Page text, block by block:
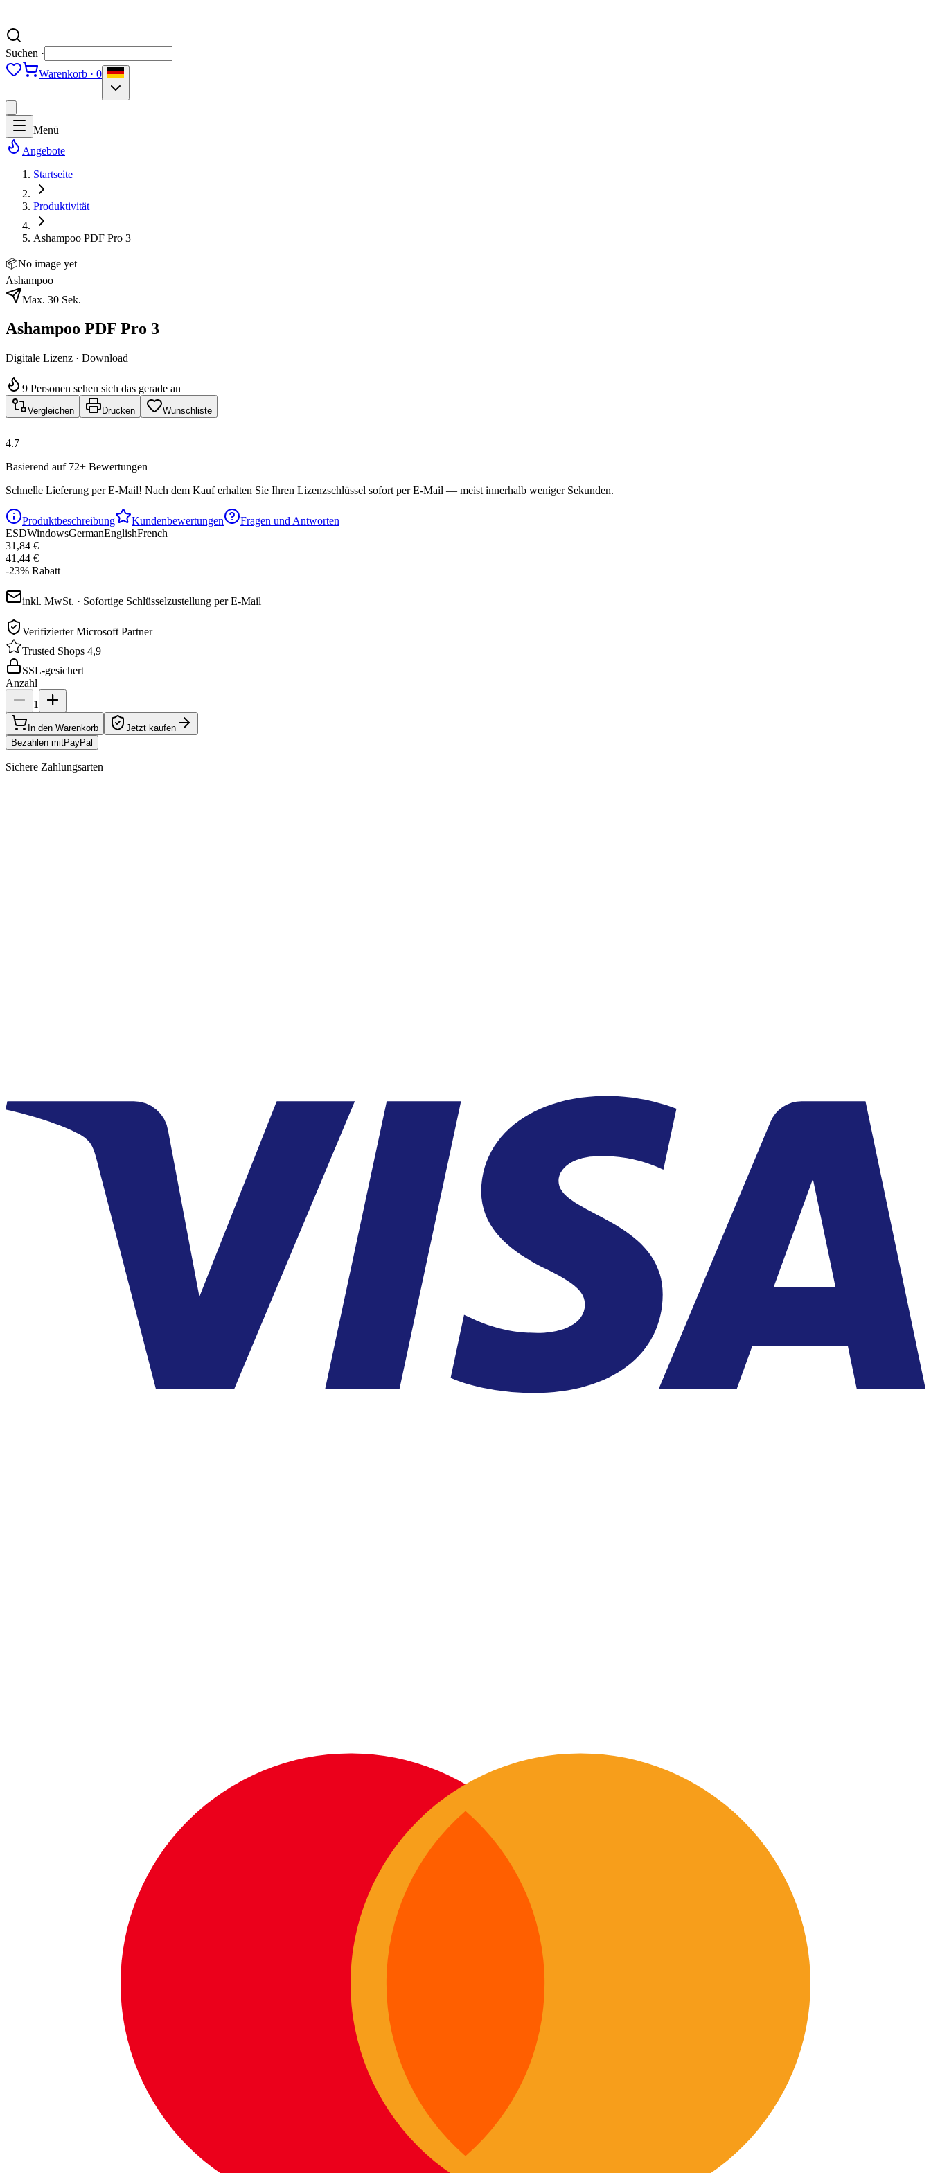
Suchen ·
Warenkorb · 0
Menü
Angebote
Startseite
Produktivität
Ashampoo PDF Pro 3
📦No image yet
Ashampoo
Max. 30 Sek.
Ashampoo PDF Pro 3
Digitale Lizenz · Download
9 Personen sehen sich das gerade an
Vergleichen Drucken Wunschliste
4.7
Basierend auf 72+ Bewertungen
Schnelle Lieferung per E-Mail! Nach dem Kauf erhalten Sie Ihren Lizenzschlüssel sofort per E-Mail — meist innerhalb weniger Sekunden.
Produktbeschreibung Kundenbewertungen
Fragen und Antworten
ESDWindowsGermanEnglishFrench
31,84 €
41,44 €
-23% Rabatt
inkl. MwSt. · Sofortige Schlüsselzustellung per E-Mail
Verifizierter Microsoft Partner
Trusted Shops 4,9
SSL-gesichert
Anzahl
1
In den Warenkorb
Jetzt kaufen
Bezahlen mitPayPal
Sichere Zahlungsarten